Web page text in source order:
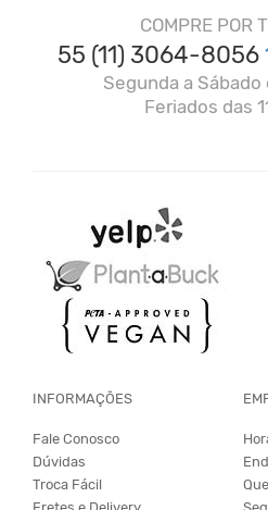
COMPRE POR
55 (11) 3064-8056
Segunda a Sábado
Feriados das
INFORMAÇÕES
Fale Conosco
Dúvidas
Troca Fácil